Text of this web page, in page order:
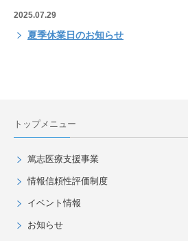
2025.07.29
夏季休業日のお知らせ
トップメニュー
篤志医療支援事業
情報信頼性評価制度
イベント情報
お知らせ